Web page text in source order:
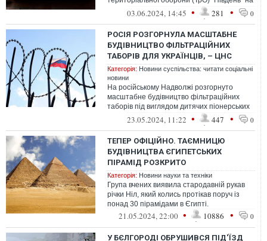
залученні бійців до будівництв...
03.06.2024, 14:45 • 281 • 0
РОСІЯ РОЗГОРНУЛА МАСШТАБНЕ
БУДІВНИЦТВО ФІЛЬТРАЦІЙНИХ
ТАБОРІВ ДЛЯ УКРАЇНЦІВ, – ЦНС
Категорія: Новини суспільства: читати соціальні
новини
На російському Надволжі розгорнуто
масштабне будівництво фільтраційних
таборів під виглядом дитячих піонерських
таборів23.05.2024, 11:22 • 447 • 0
ТЕПЕР ОФІЦІЙНО. ТАЄМНИЦЮ
БУДІВНИЦТВА ЄГИПЕТСЬКИХ
ПІРАМІД РОЗКРИТО
Категорія: Новини науки та техніки
Група вчених виявила стародавній рукав
річки Ніл, який колись протікав поруч із
понад 30 пірамідами в Єгипті.
21.05.2024, 22:00 • 10886 • 0
У БЄЛГОРОДІ ОБРУШИВСЯ ПІД'ЇЗД